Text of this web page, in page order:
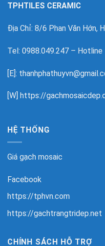
TPHTILES CERAMIC
Địa Chỉ: 8/6 Phan Văn Hớn,
Tel: 0988.049.247 – Hotline
[E]:
[W] https://
HỆ THỐNG
Giá gạch mosaic
Facebook
https://tphvn.com
https://gachtrangtridep.net
CHÍNH SÁCH HỖ TRỢ